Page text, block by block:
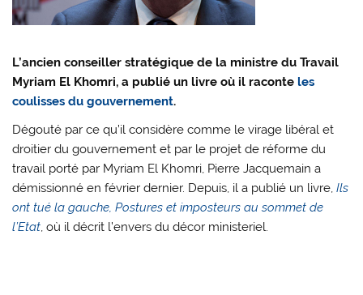
L’ancien conseiller stratégique de la ministre du Travail
Myriam El Khomri, a publié un livre où il raconteles
coulisses du gouvernement.
Dégouté par ce qu’il considère comme le virage libéral et
droitier du gouvernement et par le projet de réforme du
travail porté par Myriam El Khomri, Pierre Jacquemain a
démissionné en février dernier. Depuis, il a publié un livre, Ils
ont tué la gauche, Postures et imposteurs au sommet de
l’Etat, où il décrit l’envers du décor ministeriel.